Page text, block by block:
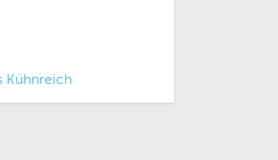
Kühnreich